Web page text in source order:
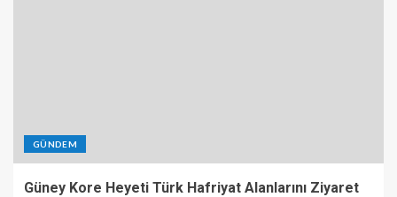
GÜNDEM
Güney Kore Heyeti Türk Hafriyat Alanlarını Ziyaret